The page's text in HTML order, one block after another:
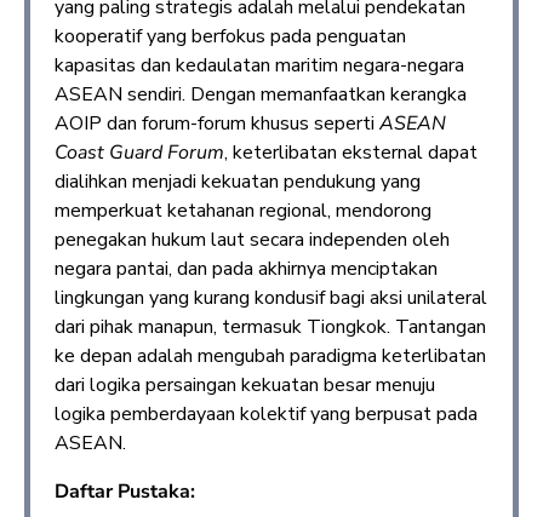
yang paling strategis adalah melalui pendekatan
kooperatif yang berfokus pada penguatan
kapasitas dan kedaulatan maritim negara-negara
ASEAN sendiri. Dengan memanfaatkan kerangka
AOIP dan forum-forum khusus seperti ASEAN
Coast Guard Forum, keterlibatan eksternal dapat
dialihkan menjadi kekuatan pendukung yang
memperkuat ketahanan regional, mendorong
penegakan hukum laut secara independen oleh
negara pantai, dan pada akhirnya menciptakan
lingkungan yang kurang kondusif bagi aksi unilateral
dari pihak manapun, termasuk Tiongkok. Tantangan
ke depan adalah mengubah paradigma keterlibatan
dari logika persaingan kekuatan besar menuju
logika pemberdayaan kolektif yang berpusat pada
ASEAN.
Daftar Pustaka: